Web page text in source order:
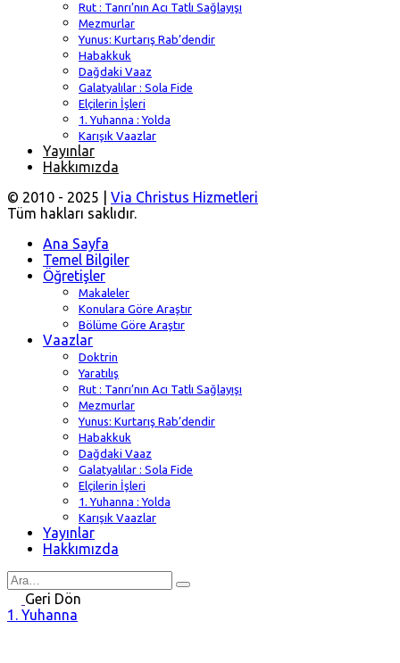
Rut : Tanrı’nın Acı Tatlı Sağlayışı
Mezmurlar
Yunus: Kurtarış Rab’dendir
Habakkuk
Dağdaki Vaaz
Galatyalılar : Sola Fide
Elçilerin İşleri
1. Yuhanna : Yolda
Karışık Vaazlar
Yayınlar
Hakkımızda
© 2010 - 2025 | Via Christus Hizmetleri
Tüm hakları saklıdır.
Ana Sayfa
Temel Bilgiler
Öğretişler
Makaleler
Konulara Göre Araştır
Bölüme Göre Araştır
Vaazlar
Doktrin
Yaratılış
Rut : Tanrı’nın Acı Tatlı Sağlayışı
Mezmurlar
Yunus: Kurtarış Rab’dendir
Habakkuk
Dağdaki Vaaz
Galatyalılar : Sola Fide
Elçilerin İşleri
1. Yuhanna : Yolda
Karışık Vaazlar
Yayınlar
Hakkımızda
Search
forGeri Dön
1. Yuhanna